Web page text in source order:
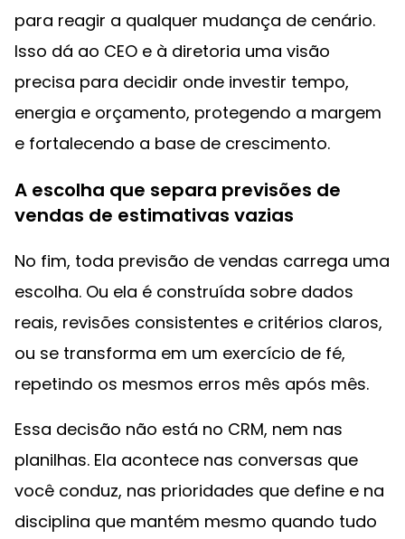
para reagir a qualquer mudança de cenário.
Isso dá ao CEO e à diretoria uma visão
precisa para decidir onde investir tempo,
energia e orçamento, protegendo a margem
e fortalecendo a base de crescimento.
A escolha que separa previsões de
vendas de estimativas vazias
No fim, toda previsão de vendas carrega uma
escolha. Ou ela é construída sobre dados
reais, revisões consistentes e critérios claros,
ou se transforma em um exercício de fé,
repetindo os mesmos erros mês após mês.
Essa decisão não está no CRM, nem nas
planilhas. Ela acontece nas conversas que
você conduz, nas prioridades que define e na
disciplina que mantém mesmo quando tudo